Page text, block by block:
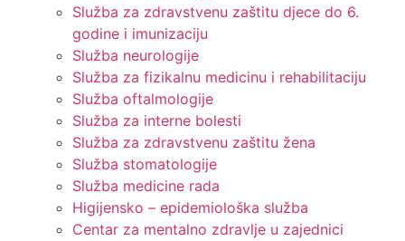
Služba za zdravstvenu zaštitu djece do 6.
godine i imunizaciju
Služba neurologije
Služba za fizikalnu medicinu i rehabilitaciju
Služba oftalmologije
Služba za interne bolesti
Služba za zdravstvenu zaštitu žena
Služba stomatologije
Služba medicine rada
Higijensko – epidemiološka služba
Centar za mentalno zdravlje u zajednici